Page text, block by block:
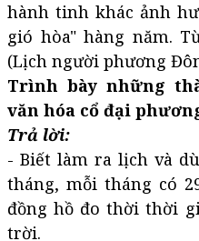
hành tinh khác ảnh
gió hòa" hàng năm.
(Lịch người phương
Trình bày những
văn hóa cổ đại
Trả lời:
- Biết làm ra lịch và
tháng, mỗi tháng có
đồng hồ đo thời thời
trời.